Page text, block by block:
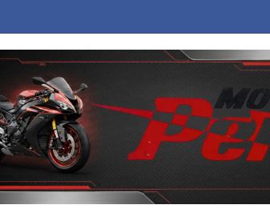
συμμετοχές στο Ευρωπαϊκό Πρωτάθλημα Στίβου